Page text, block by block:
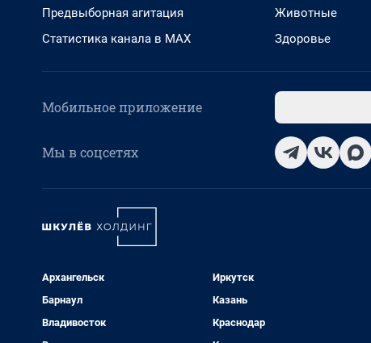
Предвыборная агитация
Статистика канала в MAX
Животные
Здоровье
Мобильное приложение
Мы в соцсетях
Архангельск
Барнаул
Владивосток
Иркутск
Казань
Краснодар